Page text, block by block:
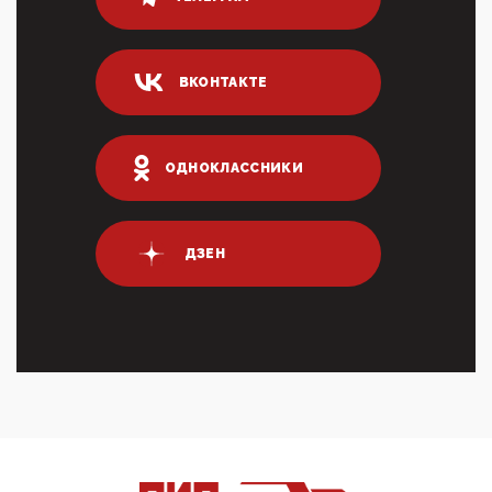
80% сирийцев в ФРГ должны вернуться на родину.
04:47, 10 Апреля 2026
ИНН для переводов по СБП это первый шаг из
логических двухЗаполнение ИНН при любых
переводах по ...
03:35, 10 Апреля 2026
Суммарное вознаграждение менеджменту в 15
крупных банках по итогам 2025 года превысило 63
03:01, 10 Апреля 2026
Террорист и убийца Буданов вальяжно сообщил,
что союзники просили Киев не наносить удары по
входМошенники активно пользуются аккаунтами на
ВКОНТАКТЕ
ОДНОКЛАССНИКИ
ДЗЕН